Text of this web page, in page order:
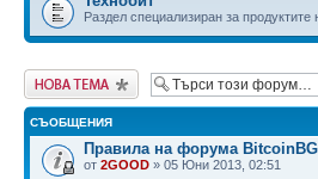
Раздел специализиран за продуктите
Публикувай нова
тема
СЪОБЩЕНИЯ
Правила на форума BitcoinBG
от 2GOOD » 05 Юни 2013, 02:51